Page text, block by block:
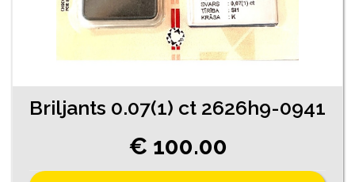
Briljants 0.07(1) ct 2626h9-0941
€ 100.00